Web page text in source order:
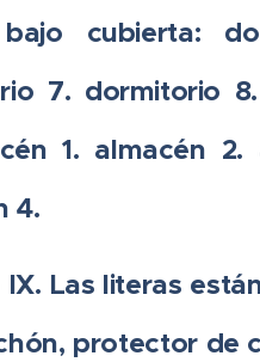
cubierta:
7. dormitorio
1. almacén 2.
4.
Las literas
protector de